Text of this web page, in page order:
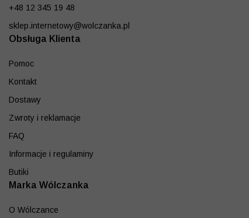
+48 12 345 19 48
sklep.internetowy@wolczanka.pl
Obsługa Klienta
Pomoc
Kontakt
Dostawy
Zwroty i reklamacje
FAQ
Informacje i regulaminy
Butiki
Marka Wólczanka
O Wólczance